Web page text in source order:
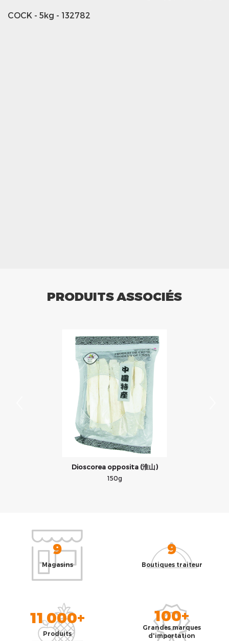
COCK - 5kg - 132782
PRODUITS ASSOCIÉS
Dioscorea opposita (淮山)
150g
9
Magasins
9
Boutiques traiteur
11 000+
Produits
100+
Grandes marques
d'importation